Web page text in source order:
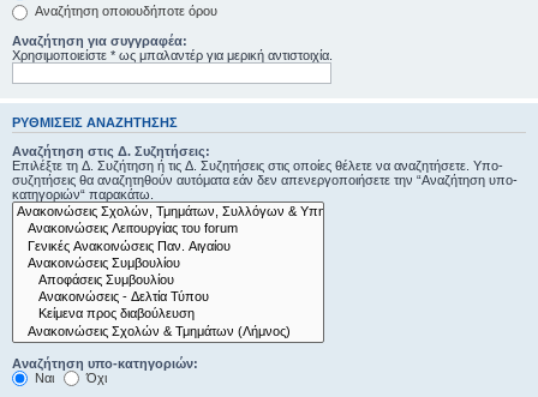
Αναζήτηση οποιουδήποτε όρου
Αναζήτηση για συγγραφέα:
Χρησιμοποιείστε * ως μπαλαντέρ για μερική αντιστοιχία.
ΡΥΘΜΊΣΕΙΣ ΑΝΑΖΉΤΗΣΗΣ
Αναζήτηση στις Δ. Συζητήσεις:
Επιλέξτε τη Δ. Συζήτηση ή τις Δ. Συζητήσεις στις οποίες θέλετε να αναζητήσετε. Υπο-
συζητήσεις θα αναζητηθούν αυτόματα εάν δεν απενεργοποιήσετε την “Αναζήτηση υπο-
κατηγοριών“ παρακάτω.
Αναζήτηση υπο-κατηγοριών:
Ναι
Όχι